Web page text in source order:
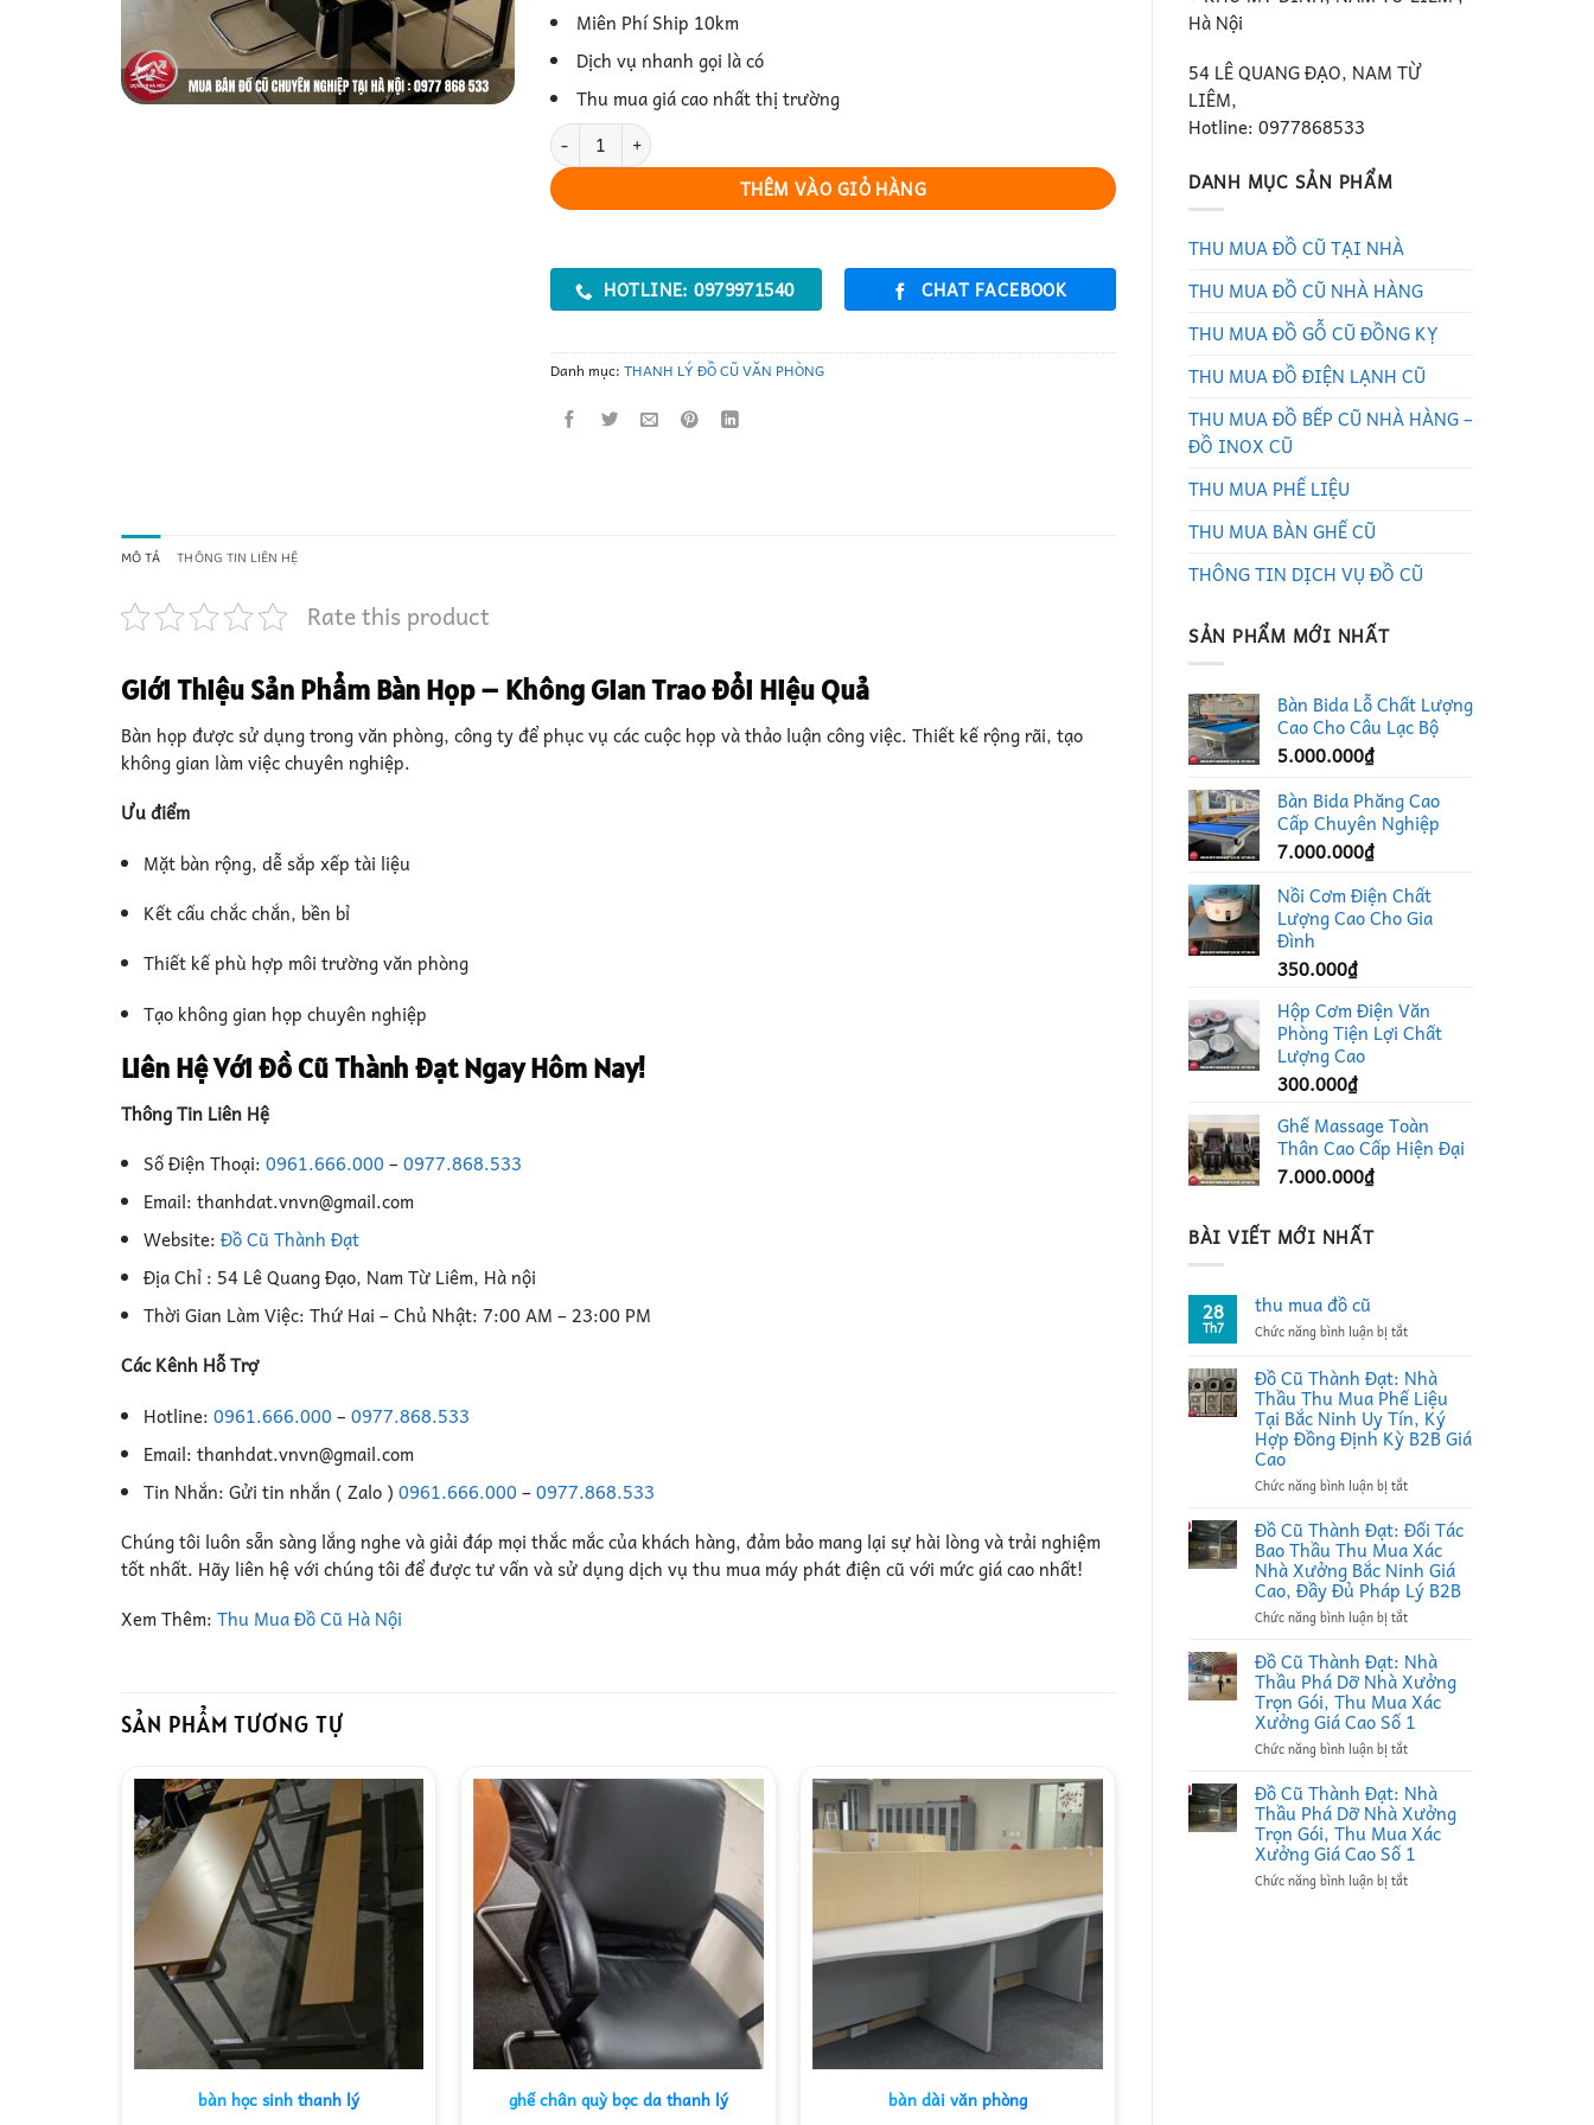
Hà Nội
54 LÊ QUANG ĐẠO, NAM TỪ
LIÊM,
Hotline: 0977868533
DANH MỤC SẢN PHẨM
THU MUA ĐỒ CŨ TẠI NHÀ
THU MUA ĐỒ CŨ NHÀ HÀNG
THU MUA ĐỒ GỖ CŨ ĐỒNG KỴ
THU MUA ĐỒ ĐIỆN LẠNH CŨ
THU MUA ĐỒ BẾP CŨ NHÀ HÀNG –
ĐỒ INOX CŨ
THU MUA PHẾ LIỆU
THU MUA BÀN GHẾ CŨ
THÔNG TIN DỊCH VỤ ĐỒ CŨ
SẢN PHẨM MỚI NHẤT
Bàn Bida Lỗ Chất Lượng
Cao Cho Câu Lạc Bộ
5.000.000₫
Bàn Bida Phăng Cao
Cấp Chuyên Nghiệp
7.000.000₫
Nồi Cơm Điện Chất
Lượng Cao Cho Gia
Đình
350.000₫
Hộp Cơm Điện Văn
Phòng Tiện Lợi Chất
Lượng Cao
300.000₫
Ghế Massage Toàn
Thân Cao Cấp Hiện Đại
7.000.000₫
BÀI VIẾT MỚI NHẤT
28
Th7
thu mua đồ cũ
Chức năng bình luận bị tắtở
mua
đồ
cũ
Đồ Cũ Thành Đạt: Nhà
Thầu Thu Mua Phế Liệu
Tại Bắc Ninh Uy Tín, Ký
Hợp Đồng Định Kỳ B2B Giá
Cao
Chức năng bình luận bị tắtở
Cũ
Thành
Đạt:
Nhà
Thầu
Thu
Phế
Liệu
Tại
Bắc
Ninh
Uy
Ký
Hợp
Đồng
Định
Kỳ
B2B
Đồ Cũ Thành Đạt: Đối Tác
Bao Thầu Thu Mua Xác
Nhà Xưởng Bắc Ninh Giá
Cao, Đầy Đủ Pháp Lý B2B
Chức năng bình luận bị tắtở
Cũ
Thành
Đạt:
Đối
Tác
Bao
Thu
Mua
Xác
Nhà
Xưởng
Bắc
Đồ Cũ Thành Đạt: Nhà
Thầu Phá Dỡ Nhà Xưởng
Trọn Gói, Thu Mua Xác
Xưởng Giá Cao Số 1
Chức năng bình luận bị tắtở
Cũ
Thành
Đạt:
Nhà
Thầu
Phá
Đồ Cũ Thành Đạt: Nhà
Thầu Phá Dỡ Nhà Xưởng
Trọn Gói, Thu Mua Xác
Xưởng Giá Cao Số 1
Chức năng bình luận bị tắtở
Miên Phí Ship 10km
Dịch vụ nhanh gọi là có
Thu mua giá cao nhất thị trường
Bàn Họp – Không Gian Trao Đổi Hiệu Quả số lượng
THÊM VÀO GIỎ HÀNG
HOTLINE: 0979971540 CHAT FACEBOOK
Danh mục:THANH LÝ ĐỒ CŨ VĂN PHÒNG
MÔ TẢ THÔNG TIN LIÊN HỆ
Rate this product
Giới Thiệu Sản Phẩm Bàn Họp – Không Gian Trao Đổi Hiệu Quả
Bàn họp được sử dụng trong văn phòng, công ty để phục vụ các cuộc họp và thảo luận công việc. Thiết kế rộng rãi, tạo
không gian làm việc chuyên nghiệp.
Ưu điểm
Mặt bàn rộng, dễ sắp xếp tài liệu
Kết cấu chắc chắn, bền bỉ
Thiết kế phù hợp môi trường văn phòng
Tạo không gian họp chuyên nghiệp
Liên Hệ Với Đồ Cũ Thành Đạt Ngay Hôm Nay!
Thông Tin Liên Hệ
Số Điện Thoại:0961.666.000 –0977.868.533
Email: thanhdat.vnvn@gmail.com
Website:Đồ Cũ Thành Đạt
Địa Chỉ : 54 Lê Quang Đạo, Nam Từ Liêm, Hà nội
Thời Gian Làm Việc: Thứ Hai – Chủ Nhật: 7:00 AM – 23:00 PM
Các Kênh Hỗ Trợ
Hotline:0961.666.000 –0977.868.533
Email: thanhdat.vnvn@gmail.com
Tin Nhắn: Gửi tin nhắn ( Zalo )0961.666.000 –0977.868.533
Chúng tôi luôn sẵn sàng lắng nghe và giải đáp mọi thắc mắc của khách hàng, đảm bảo mang lại sự hài lòng và trải nghiệm
tốt nhất. Hãy liên hệ với chúng tôi để được tư vấn và sử dụng dịch vụ thu mua máy phát điện cũ với mức giá cao nhất!
Xem Thêm: Thu Mua Đồ Cũ Hà Nội
SẢN PHẨM TƯƠNG TỰ
bàn học sinh thanh lý
ghế chân quỳ bọc da thanh lý
bàn dài văn phòng